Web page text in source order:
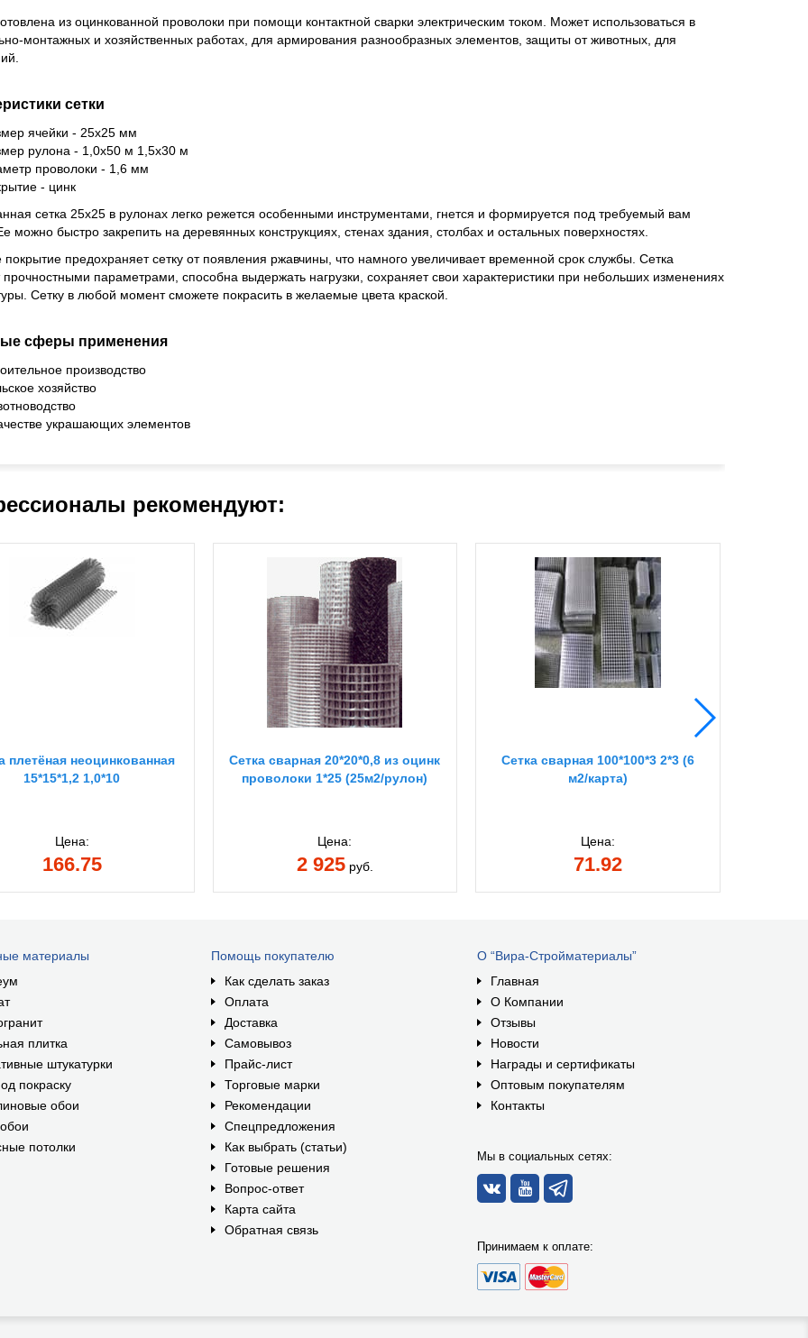
из оцинкованной проволоки при помощи контактной сварки электрическим током. Может использоваться в
монтажных и хозяйственных работах, для армирования разнообразных элементов, защиты от животных, для
сетки
ячейки - 25х25 мм
рулона - 1,0х50 м 1,5х30 м
проволоки - 1,6 мм
- цинк
сетка 25х25 в рулонах легко режется особенными инструментами, гнется и формируется под требуемый вам
можно быстро закрепить на деревянных конструкциях, стенах здания, столбах и остальных поверхностях.
покрытие предохраняет сетку от появления ржавчины, что намного увеличивает временной срок службы. Сетка
прочностными параметрами, способна выдержать нагрузки, сохраняет свои характеристики при небольших изменениях
Сетку в любой момент сможете покрасить в желаемые цвета краской.
сферы применения
производство
хозяйство
украшающих элементов
рекомендуют:
плетёная неоцинкованная
15*15*1,2 1,0*10
Цена:
166.75
Сетка сварная 20*20*0,8 из оцинк
проволоки 1*25 (25м2/рулон)
Цена:
2 925руб.
Сетка сварная 100*100*3 2*3 (6
м2/карта)
Цена:
71.92
материалы
плитка
штукатурки
покраску
обои
потолки
Помощь покупателю
Как сделать заказ
Оплата
Доставка
Самовывоз
Прайс-лист
Торговые марки
Рекомендации
Спецпредложения
Как выбрать (статьи)
Готовые решения
Вопрос-ответ
Карта сайта
Обратная связь
О “Вира-Стройматериалы”
Главная
О Компании
Отзывы
Новости
Награды и сертификаты
Оптовым покупателям
Контакты
Мы в социальных сетях:
Принимаем к оплате: